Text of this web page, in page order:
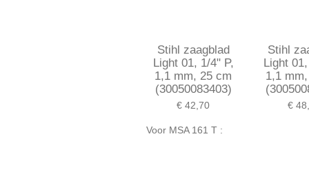
Stihl zaagblad
Light 01, 1/4" P,
1,1 mm, 25 cm
(30050083403)
€ 42,70
Stihl
Light
1,1
€
Voor MSA 161 T :